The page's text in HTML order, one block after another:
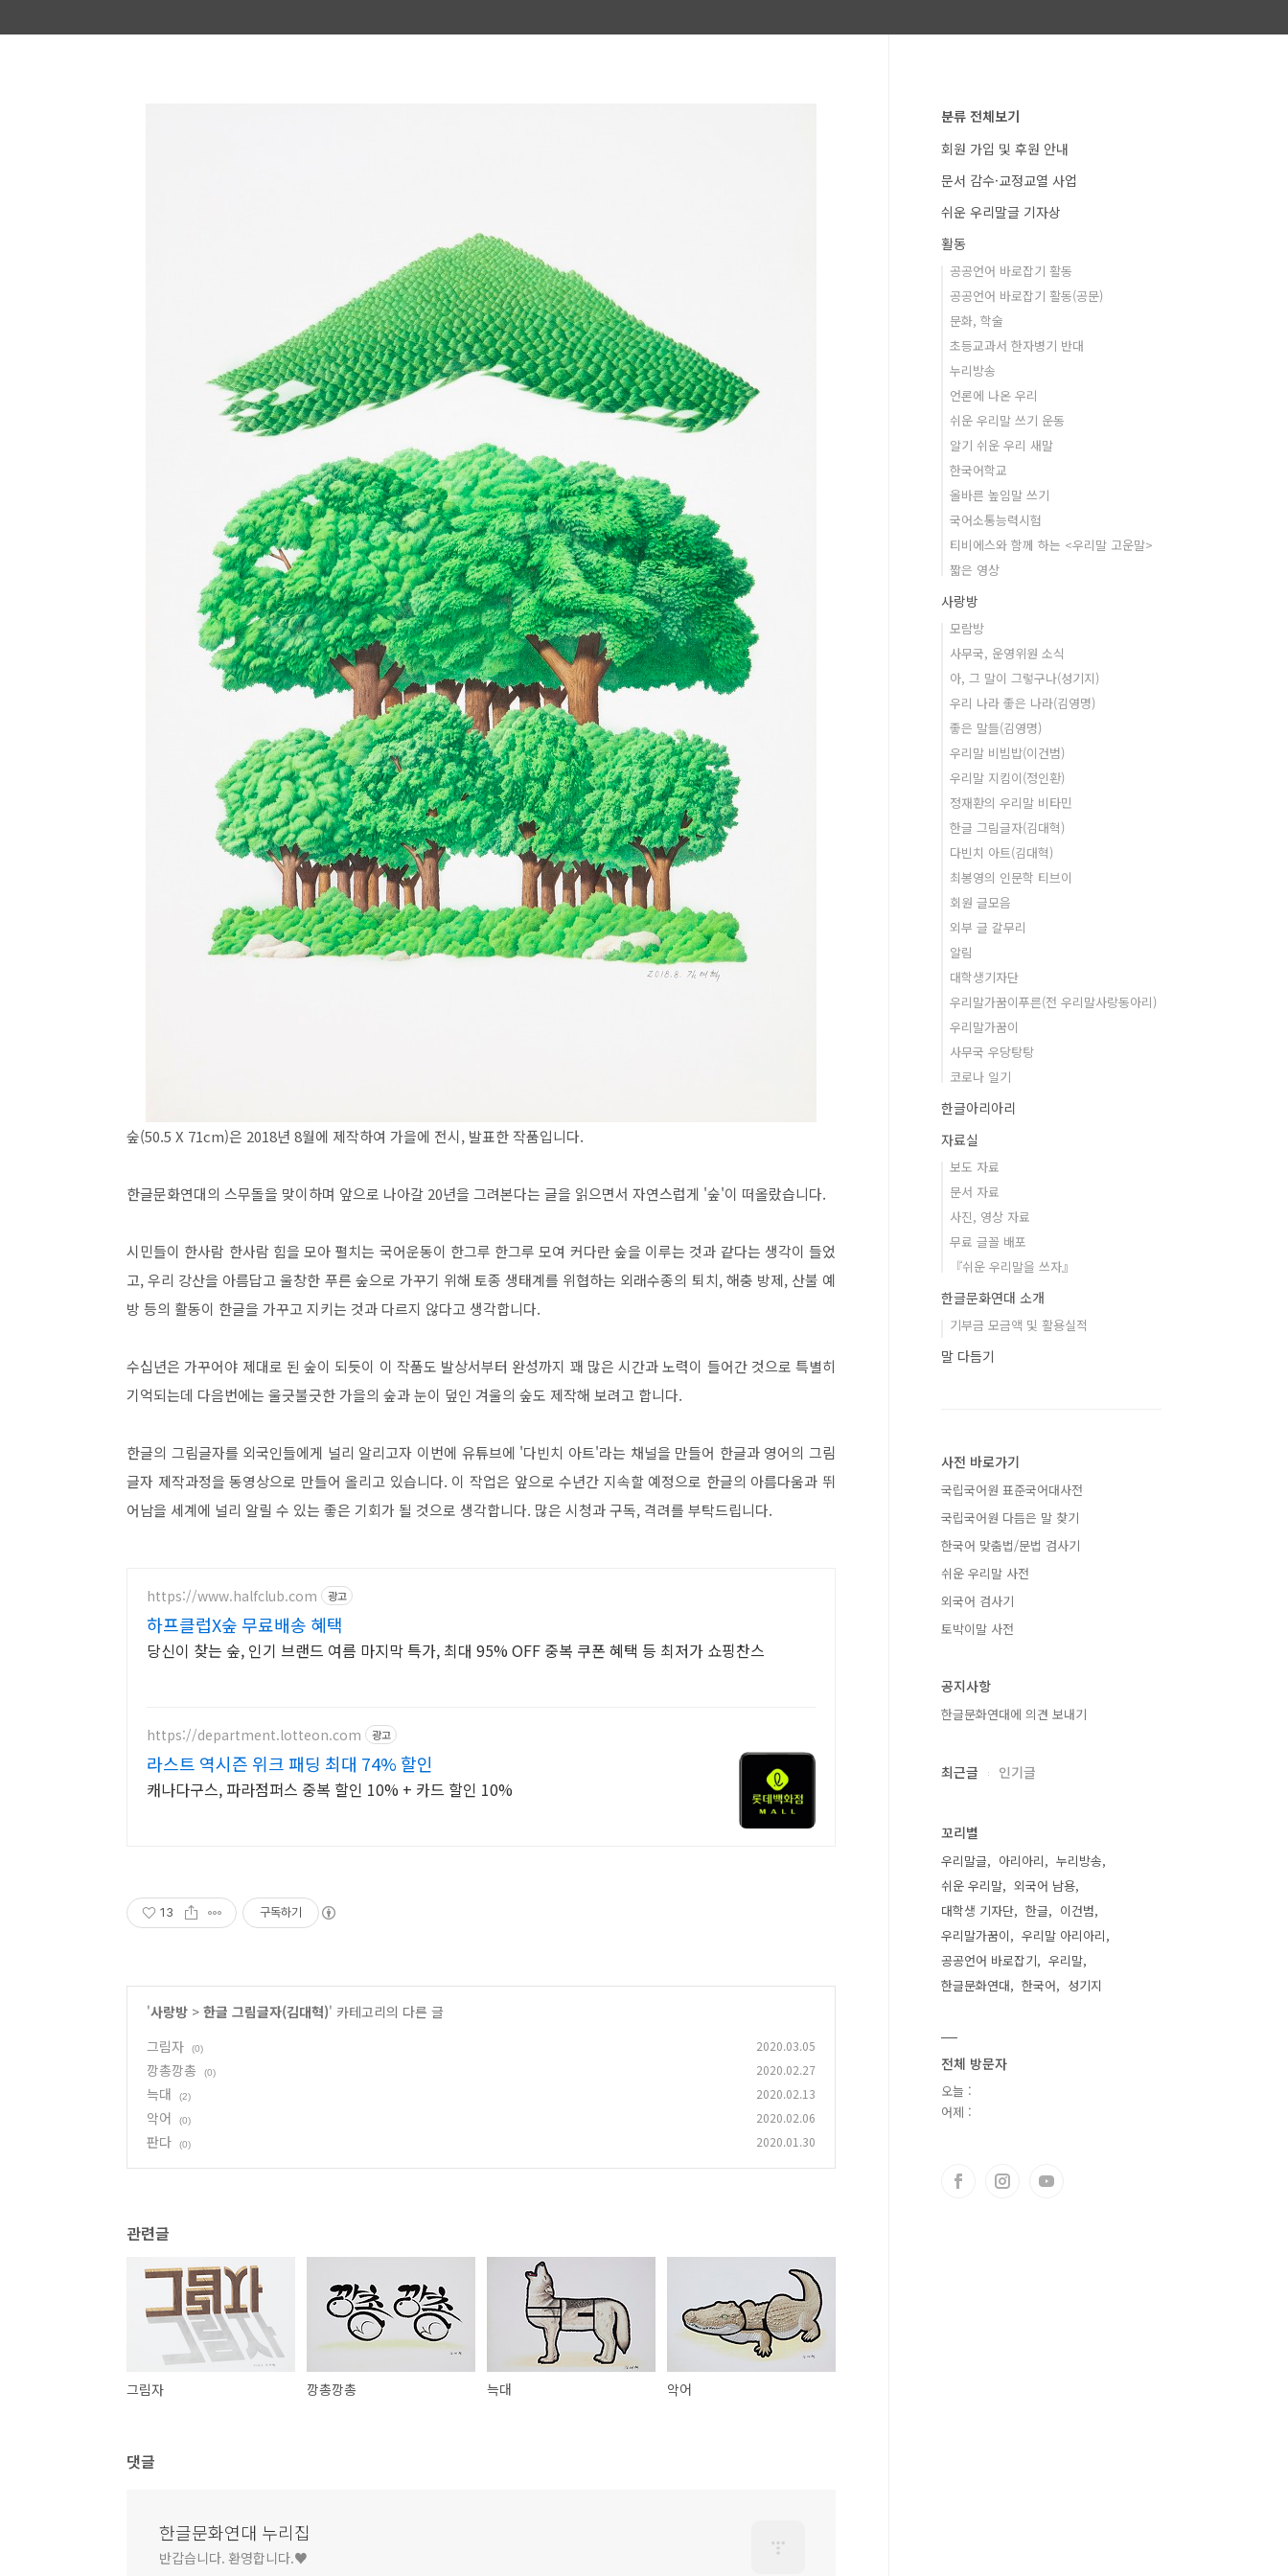
숲(50.5 X 71cm)은 2018년 8월에 제작하여 가을에 전시, 발표한 작품입니다.
한글문화연대의 스무돌을 맞이하며 앞으로 나아갈 20년을 그려본다는 글을 읽으면서 자연스럽게 '숲'이 떠올랐습니다.
시민들이 한사람 한사람 힘을 모아 펼치는 국어운동이 한그루 한그루 모여 커다란 숲을 이루는 것과 같다는 생각이 들었
고, 우리 강산을 아름답고 울창한 푸른 숲으로 가꾸기 위해 토종 생태계를 위협하는 외래수종의 퇴치, 해충 방제, 산불 예
방 등의 활동이 한글을 가꾸고 지키는 것과 다르지 않다고 생각합니다.
수십년은 가꾸어야 제대로 된 숲이 되듯이 이 작품도 발상서부터 완성까지 꽤 많은 시간과 노력이 들어간 것으로 특별히
기억되는데 다음번에는 울긋불긋한 가을의 숲과 눈이 덮인 겨울의 숲도 제작해 보려고 합니다.
한글의 그림글자를 외국인들에게 널리 알리고자 이번에 유튜브에 '다빈치 아트'라는 채널을 만들어 한글과 영어의 그림
글자 제작과정을 동영상으로 만들어 올리고 있습니다. 이 작업은 앞으로 수년간 지속할 예정으로 한글의 아름다움과 뛰
어남을 세계에 널리 알릴 수 있는 좋은 기회가 될 것으로 생각합니다. 많은 시청과 구독, 격려를 부탁드립니다.
https://www.halfclub.com 광고
하프클럽X숲 무료배송 혜택
당신이 찾는 숲, 인기 브랜드 여름 마지막 특가, 최대 95% OFF 중복 쿠폰 혜택 등 최저가 쇼핑찬스
https://department.lotteon.com 광고
라스트 역시즌 위크 패딩 최대 74% 할인
캐나다구스, 파라점퍼스 중복 할인 10% + 카드 할인 10%
13 구독하기
'사랑방 > 한글 그림글자(김대혁)' 카테고리의 다른 글
그림자
(0) 2020.03.05
깡총깡총 (0) 2020.02.27
늑대 (2) 2020.02.13
악어 (0) 2020.02.06
판다 (0) 2020.01.30
관련글
그림자 깡총깡총 늑대 악어
댓글
한글문화연대 누리집
반갑습니다. 환영합니다.♥
분류 전체보기
회원 가입 및 후원 안내
문서 감수·교정교열 사업
쉬운 우리말글 기자상
활동
공공언어 바로잡기 활동
공공언어 바로잡기 활동(공문)
문화, 학술
초등교과서 한자병기 반대
누리방송
언론에 나온 우리
쉬운 우리말 쓰기 운동
알기 쉬운 우리 새말
한국어학교
올바른 높임말 쓰기
국어소통능력시험
티비에스와 함께 하는 <우리말 고운말>
짧은 영상
사랑방
모람방
사무국, 운영위원 소식
아, 그 말이 그렇구나(성기지)
우리 나라 좋은 나라(김영명)
좋은 말들(김영명)
우리말 비빔밥(이건범)
우리말 지킴이(정인환)
정재환의 우리말 비타민
한글 그림글자(김대혁)
다빈치 아트(김대혁)
최봉영의 인문학 티브이
회원 글모음
외부 글 갈무리
알림
대학생기자단
우리말가꿈이푸른(전 우리말사랑동아리)
우리말가꿈이
사무국 우당탕탕
코로나 일기
한글아리아리
자료실
보도 자료
문서 자료
사진, 영상 자료
무료 글꼴 배포
『쉬운 우리말을 쓰자』
한글문화연대 소개
기부금 모금액 및 활용실적
말 다듬기
사전 바로가기
국립국어원 표준국어대사전
국립국어원 다듬은 말 찾기
한국어 맞춤법/문법 검사기
쉬운 우리말 사전
외국어 검사기
토박이말 사전
공지사항
한글문화연대에 의견 보내기
최근글 인기글
꼬리별
우리말글 아리아리
누리방송
쉬운 우리말
외국어 남용
대학생 기자단
한글
이건범
우리말가꿈이
우리말 아리아리
공공언어 바로잡기
우리말
한글문화연대
한국어 성기지
전체 방문자
오늘 :
어제 :